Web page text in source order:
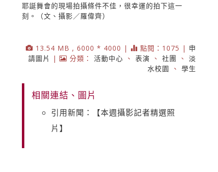
耶誕舞會的現場拍攝條件不佳，很幸運的拍下這一
刻。（文、攝影／羅偉齊）
13.54 MB , 6000 * 4000 | 點閱：1075 | 申
請圖片
| 分類： 活動中心 、 表演 、 社團 、 淡
水校園
、 學生
相關連結、圖片
引用新聞：【本週攝影記者精選照
片】